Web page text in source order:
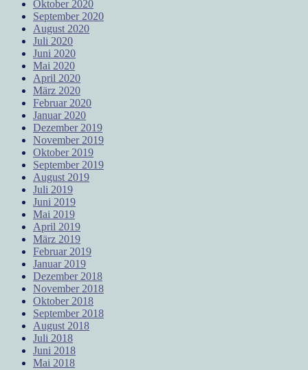
Oktober 2020
September 2020
August 2020
Juli 2020
Juni 2020
Mai 2020
April 2020
März 2020
Februar 2020
Januar 2020
Dezember 2019
November 2019
Oktober 2019
September 2019
August 2019
Juli 2019
Juni 2019
Mai 2019
April 2019
März 2019
Februar 2019
Januar 2019
Dezember 2018
November 2018
Oktober 2018
September 2018
August 2018
Juli 2018
Juni 2018
Mai 2018